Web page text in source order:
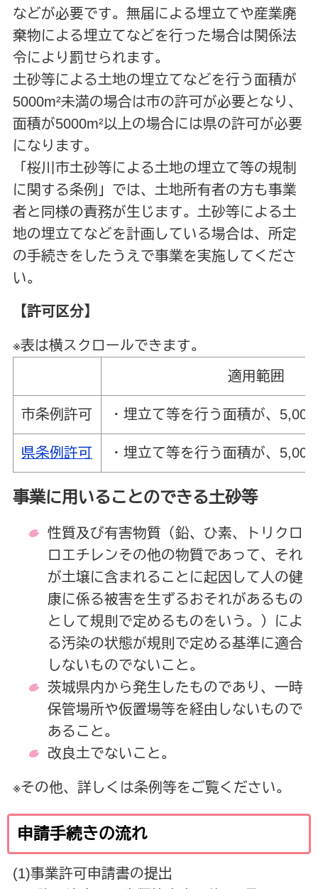
などが必要です。無届による埋立てや産業廃
棄物による埋立てなどを行った場合は関係法
令により罰せられます。
土砂等による土地の埋立てなどを行う面積が
5000m²未満の場合は市の許可が必要となり、
面積が5000m²以上の場合には県の許可が必要
になります。
「桜川市土砂等による土地の埋立て等の規制
に関する条例」では、土地所有者の方も事業
者と同様の責務が生じます。土砂等による土
地の埋立てなどを計画している場合は、所定
の手続きをしたうえで事業を実施してくださ
い。
【許可区分】
※表は横スクロールできます。
適用範囲
市条例許可 ・埋立て等を行う面積が、
県条例許可 ・埋立て等を行う面積が、
事業に用いることのできる土砂等
性質及び有害物質（鉛、ひ素、トリクロ
ロエチレンその他の物質であって、それ
が土壌に含まれることに起因して人の健
康に係る被害を生ずるおそれがあるもの
として規則で定めるものをいう。）によ
る汚染の状態が規則で定める基準に適合
しないものでないこと。
茨城県内から発生したものであり、一時
保管場所や仮置場等を経由しないもので
あること。
改良土でないこと。
※その他、詳しくは条例等をご覧ください。
申請手続きの流れ
(1)事業許可申請書の提出